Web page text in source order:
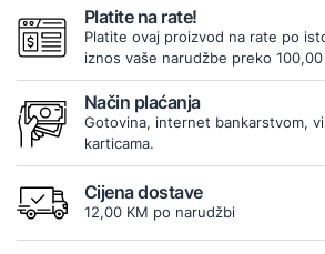
Platite na rate!
Platite ovaj proizvod na rate po
iznos vaše narudžbe preko 100,00
Način plaćanja
Gotovina, internet bankarstvom,
karticama.
Cijena dostave
12,00 KM po narudžbi